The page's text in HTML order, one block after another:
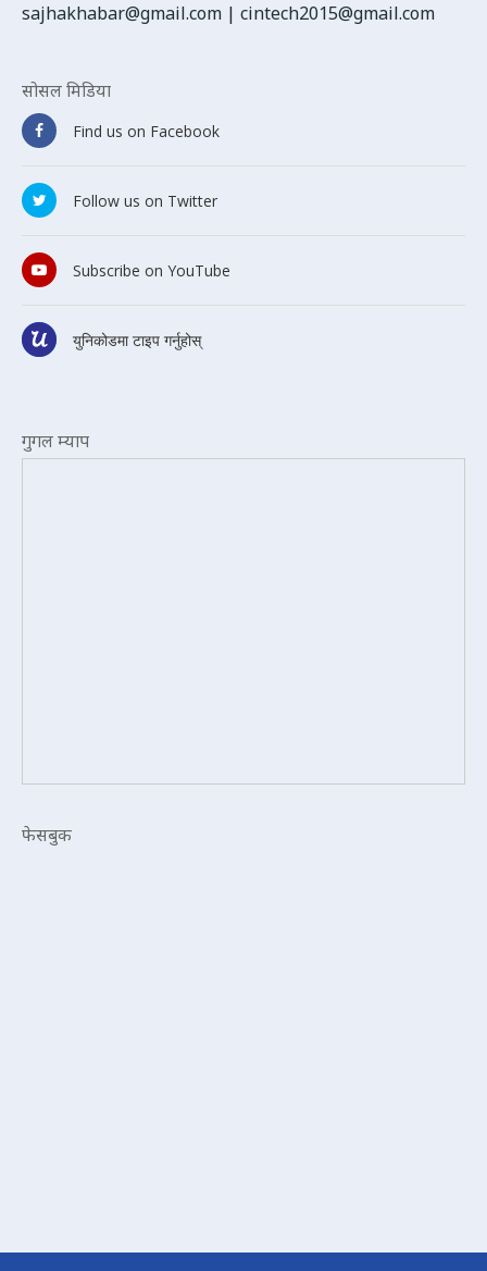
sajhakhabar@gmail.com | cintech2015@gmail.com
सोसल मिडिया
Find us on Facebook
Follow us on Twitter
Subscribe on YouTube
युनिकोडमा टाइप गर्नुहोस्
गुगल म्याप
फेसबुक